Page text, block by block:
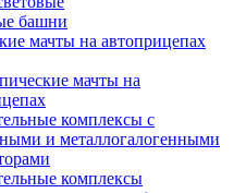
башни
мачты на автоприцепах
мачты на
комплексы с
и металлогалогенными
комплексы